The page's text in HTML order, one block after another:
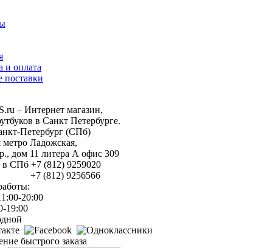
и оплата
– Интернет магазин,
в Санкт Петербурге.
Петербург (СПб)
Ладожская,
дом 11 литера А офис 309
в СПб +7 (812) 9259020
9256566
20:00
19:00
быстрого заказа